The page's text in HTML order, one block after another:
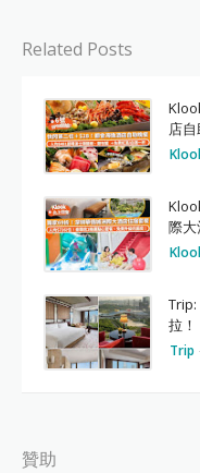
Related Posts
店
際
拉！
Trip
贊助